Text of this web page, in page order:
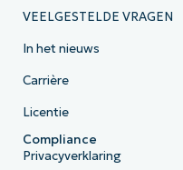
VEELGESTELDE VRAGEN
In het nieuws
Carrière
Licentie
Compliance
Privacyverklaring